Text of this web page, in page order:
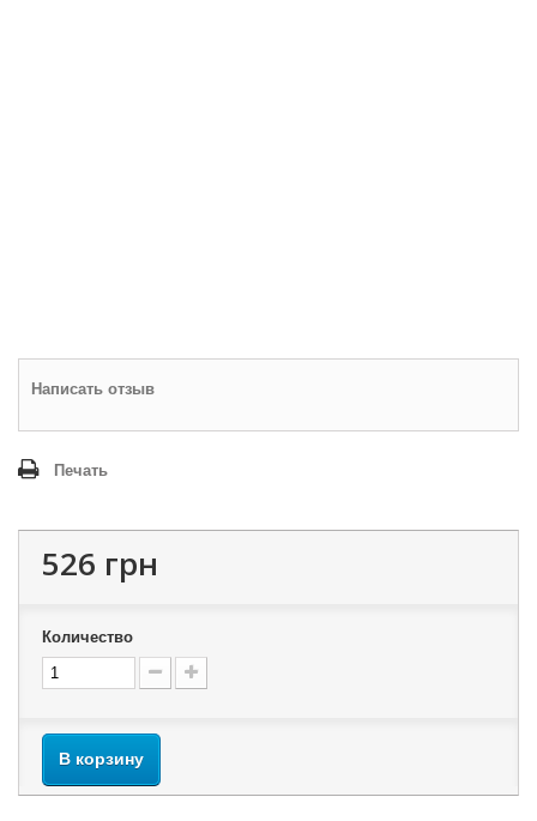
Написать отзыв
Печать
526 грн
Количество
В корзину